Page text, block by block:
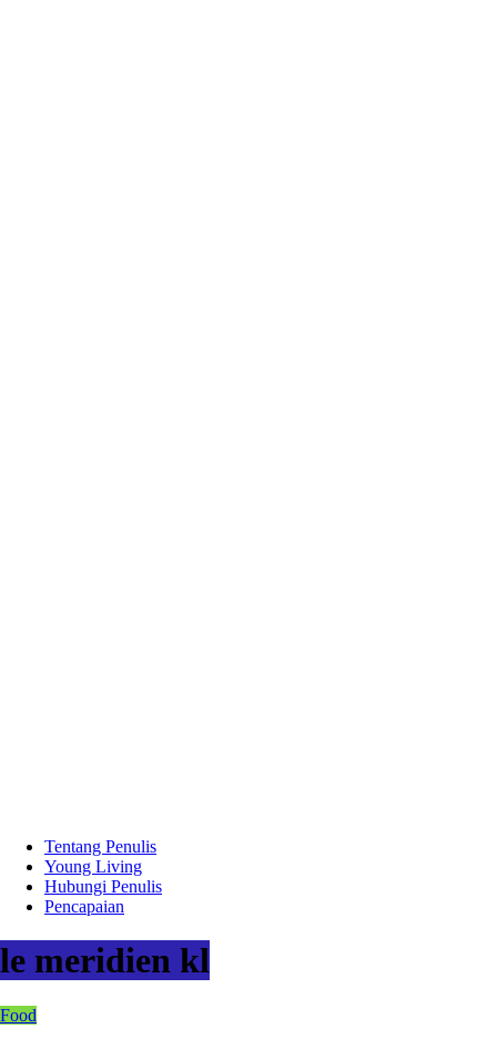
Tentang Penulis
Young Living
Hubungi Penulis
Pencapaian
le meridien kl
Food